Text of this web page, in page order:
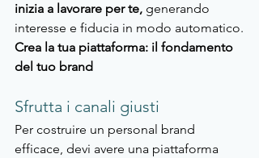
inizia a lavorare per te, generando
interesse e fiducia in modo automatico.
Crea la tua piattaforma: il fondamento
del tuo brand
Sfrutta i canali giusti
Per costruire un personal brand
efficace, devi avere una piattaforma